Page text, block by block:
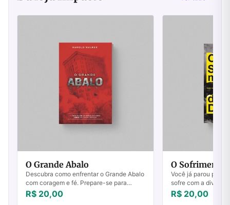
O Grande Abalo
Descubra como enfrentar o Grande Abalo
com coragem e fé. Prepare-se para
tempos difíceis e mantenha a esperança
viva.
R$ 20,00
O Sofrimento
Você já parou pra
sofre com a
num Deus
bem e do mal,
R$ 20,00